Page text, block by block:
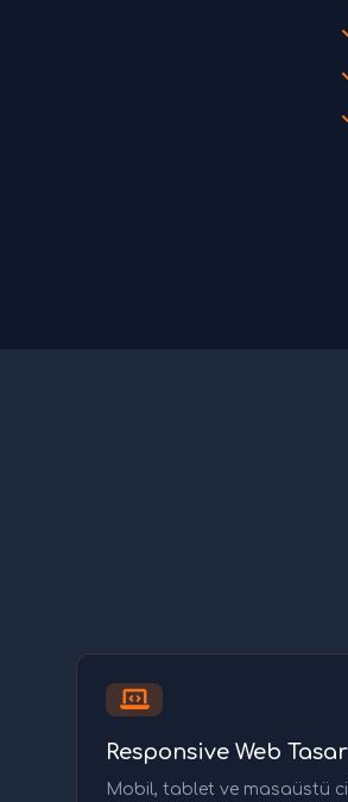
Responsive Web
Mobil, tablet ve masaüstü